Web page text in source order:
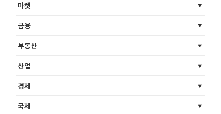
마켓
금융
부동산
산업
경제
국제